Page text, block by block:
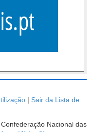
| Sair da Lista de
Nacional das